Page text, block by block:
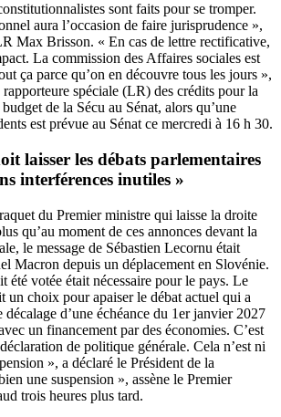
sont faits pour se tromper.
aura l’occasion de faire jurisprudence »,
Max Brisson. « En cas de lettre rectificative,
La commission des Affaires sociales est
ça parce qu’on en découvre tous les jours »,
spéciale (LR) des crédits pour la
de la Sécu au Sénat, alors qu’une
est prévue au Sénat ce mercredi à 16 h 30.
laisser les débats parlementaires
interférences inutiles »
du Premier ministre qui laisse la droite
qu’au moment de ces annonces devant la
le message de Sébastien Lecornu était
Macron depuis un déplacement en Slovénie.
été votée était nécessaire pour le pays. Le
un choix pour apaiser le débat actuel qui a
décalage d’une échéance du 1er janvier 2027
un financement par des économies. C’est
de politique générale. Cela n’est ni
», a déclaré le Président de la
une suspension », assène le Premier
trois heures plus tard.